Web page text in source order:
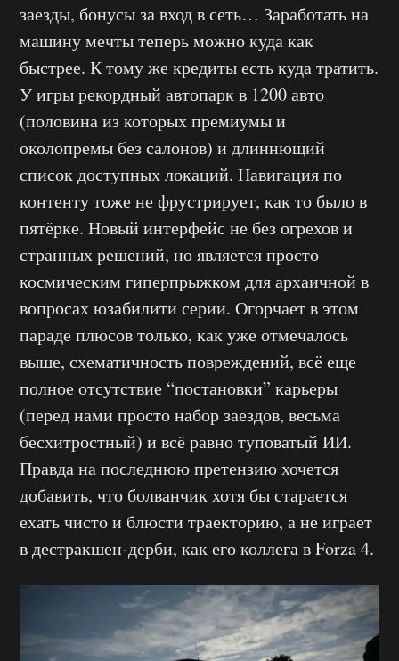
заезды, бонусы за вход в сеть… Заработать на
машину мечты теперь можно куда как
быстрее. К тому же кредиты есть куда тратить.
У игры рекордный автопарк в 1200 авто
(половина из которых премиумы и
околопремы без салонов) и длиннющий
список доступных локаций. Навигация по
контенту тоже не фрустрирует, как то было в
пятёрке. Новый интерфейс не без огрехов и
странных решений, но является просто
космическим гиперпрыжком для архаичной в
вопросах юзабилити серии. Огорчает в этом
параде плюсов только, как уже отмечалось
выше, схематичность повреждений, всё еще
полное отсутствие “постановки” карьеры
(перед нами просто набор заездов, весьма
бесхитростный) и всё равно туповатый ИИ.
Правда на последнюю претензию хочется
добавить, что болванчик хотя бы старается
ехать чисто и блюсти траекторию, а не играет
в дестракшен-дерби, как его коллега в Forza 4.